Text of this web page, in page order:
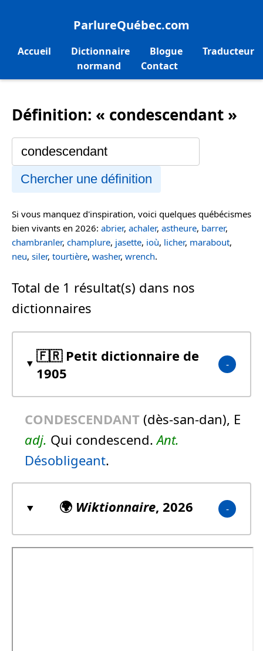
ParlureQuébec.com
Accueil Dictionnaire Blogue
Traducteur
normand
Contact
Définition: « condescendant »
Chercher une définition
Si vous manquez d'inspiration, voici quelques québécismes
bien vivants en 2026: abrier, achaler, astheure, barrer,
chambranler, champlure, jasette, ioù, licher, marabout,
neu, siler, tourtière, washer, wrench.
Total de 1 résultat(s) dans nos
dictionnaires
🇫🇷 Petit dictionnaire de
1905
CONDESCENDANT (dès-san-dan), E
adj. Qui condescend.Ant.
Désobligeant.
🌍 Wiktionnaire, 2026